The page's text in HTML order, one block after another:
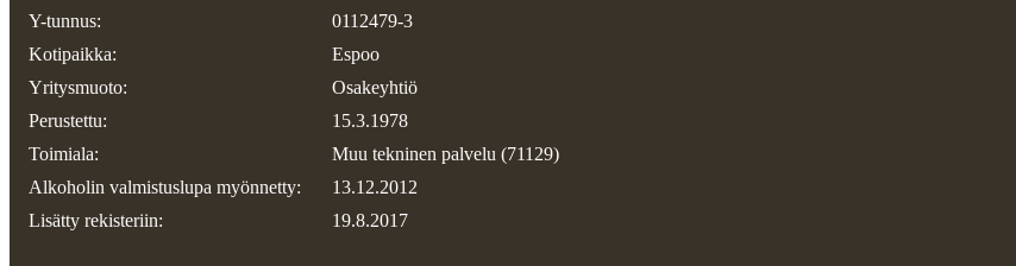
Y-tunnus:
0112479-3
Kotipaikka:
Espoo
Yritysmuoto:
Osakeyhtiö
Perustettu:
15.3.1978
Toimiala:
Muu tekninen palvelu (71129)
Alkoholin valmistuslupa myönnetty:
13.12.2012
Lisätty rekisteriin:
19.8.2017